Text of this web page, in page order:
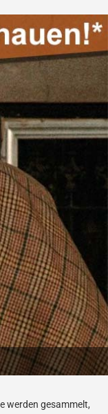
werden gesammelt,